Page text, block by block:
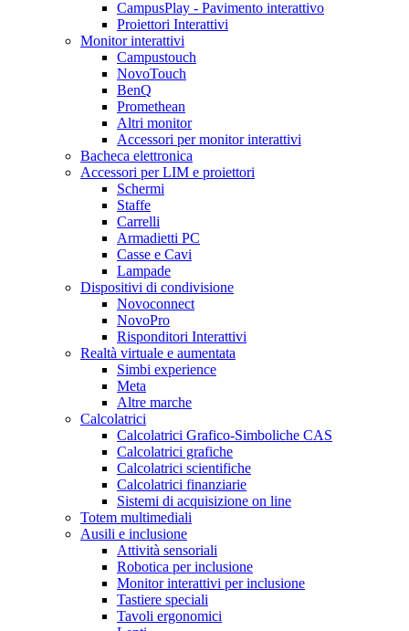
CampusPlay - Pavimento interattivo
Proiettori Interattivi
Monitor interattivi
Campustouch
NovoTouch
BenQ
Promethean
Altri monitor
Accessori per monitor interattivi
Bacheca elettronica
Accessori per LIM e proiettori
Schermi
Staffe
Carrelli
Armadietti PC
Casse e Cavi
Lampade
Dispositivi di condivisione
Novoconnect
NovoPro
Risponditori Interattivi
Realtà virtuale e aumentata
Simbi experience
Meta
Altre marche
Calcolatrici
Calcolatrici Grafico-Simboliche CAS
Calcolatrici grafiche
Calcolatrici scientifiche
Calcolatrici finanziarie
Sistemi di acquisizione on line
Totem multimediali
Ausili e inclusione
Attività sensoriali
Robotica per inclusione
Monitor interattivi per inclusione
Tastiere speciali
Tavoli ergonomici